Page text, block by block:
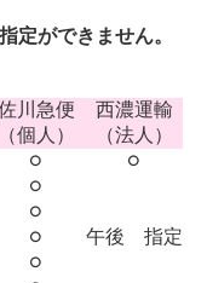
定ができません。
川急便
（個人）
西濃運輸
（法人）
○
○
○
午後 指定
○
○
○